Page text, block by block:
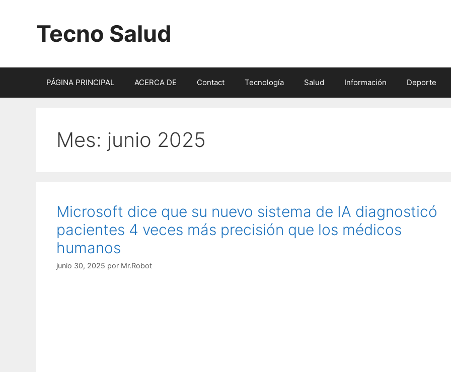
contenidoTecno Salud
PÁGINA PRINCIPAL ACERCA DE Contact Tecnología Salud Información Deporte
Mes: junio 2025
Microsoft dice que su nuevo sistema de IA diagnosticó
pacientes 4 veces más precisión que los médicos
humanos
junio 30, 2025 por Mr.Robot